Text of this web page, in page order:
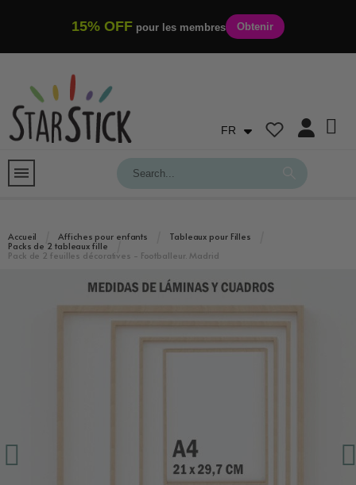
15% OFF pour les membres Obtenir
FR
Accueil Affiches pour enfants
Tableaux pour Filles
Packs de 2 tableaux fille
Pack de 2 feuilles décoratives - Footballeur. Madrid